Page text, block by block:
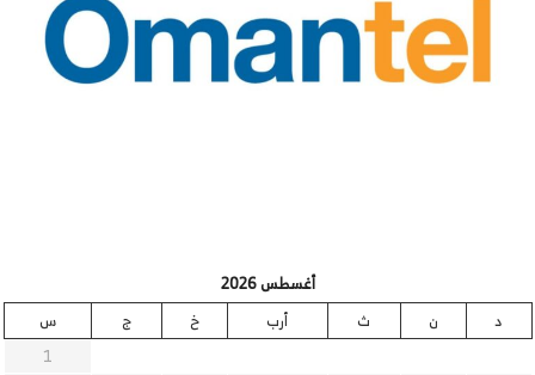
أغسطس 2026
د
ن ث أرب خ ج
س
1